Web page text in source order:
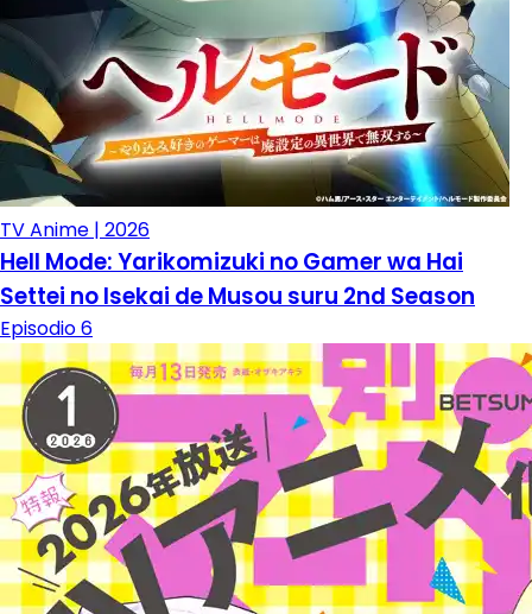
TV Anime | 2026
Hell Mode: Yarikomizuki no Gamer wa Hai
Settei no Isekai de Musou suru 2nd Season
Episodio 6